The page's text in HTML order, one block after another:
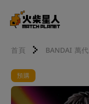
首頁 BANDAI 萬代
預購